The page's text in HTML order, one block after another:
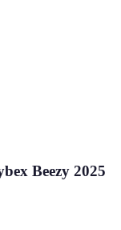
Beezy 2025